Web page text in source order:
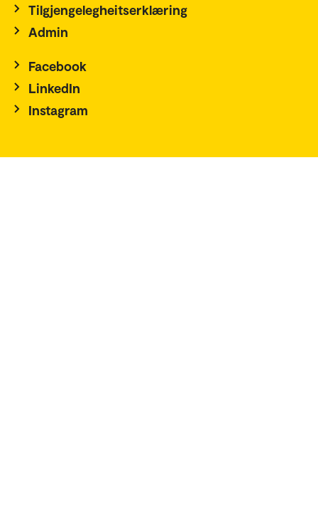
Tilgjengelegheitserklæring
Admin
Facebook
LinkedIn
Instagram